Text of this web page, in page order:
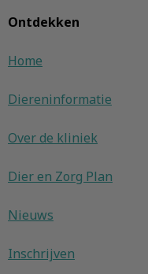
Ontdekken
Home
Diereninformatie
Over de kliniek
Dier en Zorg Plan
Nieuws
Inschrijven